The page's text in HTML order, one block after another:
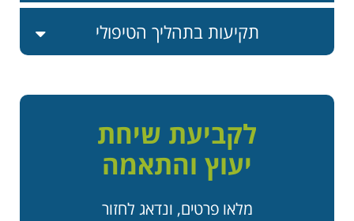
תקיעות בתהליך הטיפולי
לקביעת שיחת
יעוץ והתאמה
מלאו פרטים, ונדאג לחזור